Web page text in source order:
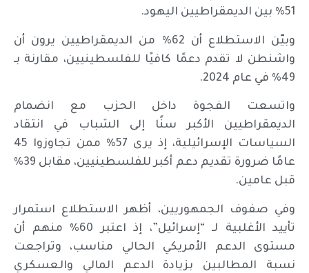
51% بين الديمقراطيين اليهود.
وبيّن الاستطلاع أن 62% من الديمقراطيين يرون أن
واشنطن لا تقدم دعمًا كافيًا للفلسطينيين، مقارنة بـ
49% في عام 2024.
واتسعت الفجوة داخل الحزب مع انضمام
الديمقراطيين الأكبر سنًا إلى الشباب في انتقاد
السياسات الإسرائيلية، إذ يرى 57% ممن تجاوزوا 45
عامًا ضرورة تقديم دعم أكبر للفلسطينيين، مقابل 39%
قبل عامين.
وفي صفوف الجمهوريين، أظهر الاستطلاع استمرار
تأييد الأغلبية لـ “إسرائيل”، إذ اعتبر 60% منهم أن
مستوى الدعم الأمريكي الحالي مناسب، وتراجعت
نسبة المطالبين بزيادة الدعم المالي والعسكري